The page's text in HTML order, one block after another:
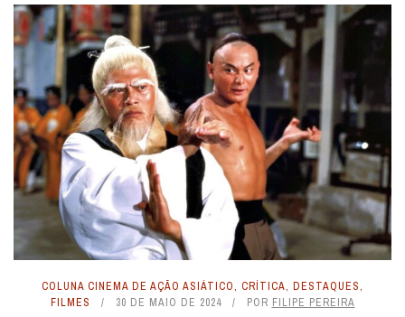
COLUNA CINEMA DE AÇÃO ASIÁTICO, CRÍTICA, DESTAQUES,
FILMES
30 DE MAIO DE 2024 POR FILIPE PEREIRA